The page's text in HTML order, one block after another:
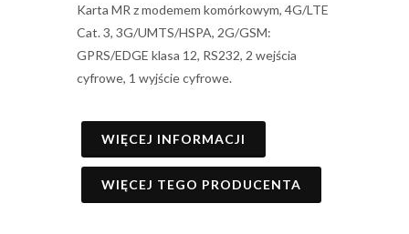
Karta MR z modemem komórkowym, 4G/LTE
Cat. 3, 3G/UMTS/HSPA, 2G/GSM:
GPRS/EDGE klasa 12, RS232, 2 wejścia
cyfrowe, 1 wyjście cyfrowe.
WIĘCEJ INFORMACJI
WIĘCEJ TEGO PRODUCENTA